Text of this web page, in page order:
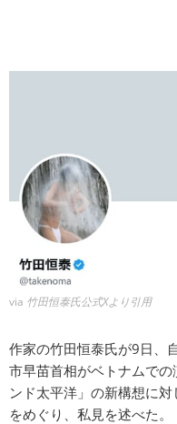
via 竹田恒泰氏公式Xより引用
作家の竹田恒泰氏が9日、
市早苗首相がベトナムで
ンド太平洋」の新構想に
をめぐり、私見を述べた。